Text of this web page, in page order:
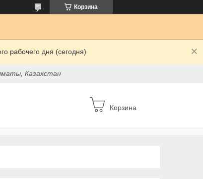
Корзина
рабочего дня (сегодня)
Казахстан
Корзина